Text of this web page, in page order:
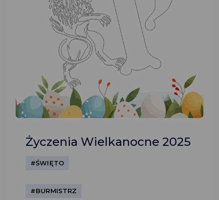
Życzenia Wielkanocne 2025
#ŚWIĘTO
#BURMISTRZ